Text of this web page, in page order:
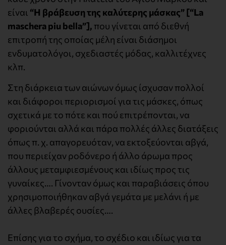
είναι “Η βράβευση της καλύτερης μάσκας” [“La
maschera piu bella”], που γίνεται από διεθνή
επιτροπή της οποίας μέλη είναι διάσημοι
ενδυματολόγοι, σχεδιαστές μόδας, καλλιτέχνες
κλπ.
Στη διάρκεια των αιώνων όμως ίσχυσαν πολλοί
και διάφοροι περιορισμοί για τις μάσκες, όπως
σχετικά με το πότε και πού επιτρέπονται, να
φοριούνται αλλά και πάρα πολλές άλλες διατάξεις
όπως π. χ. απαγορευόταν, να εκτοξεύονται αβγά,
που περιείχαν ροδόνερο ή άλλο άρωμα προς
άλλους μεταμφιεσμένους και ιδίως προς τις
γυναίκες…. Γίνονταν όμως και παραβιάσεις όπου
χρησιμοποιήθηκαν αβγά γεμάτα με μελάνι ή με
άλλες βλαβερές ουσίες….
Επίσης για το σχήμα, το σχέδιο και ιδίως για τα